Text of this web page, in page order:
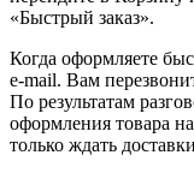
«Быстрый заказ».
Когда оформляете
e-mail. Вам
По результатам
оформления товара
только ждать